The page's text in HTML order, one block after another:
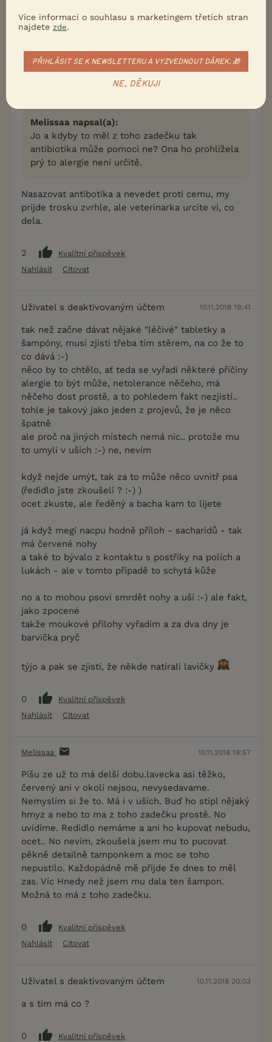
Nahlásit
Citovat
Uživatel s deaktivovaným účtem
Melissaa napsal(a):
Jo a kdyby to měl z toho zadečku tak
antibiotika může pomoci ne? Ona ho prohlížela
prý to alergie není určitě.
Nasazovat antibotika a nevedet proti cemu, my
prijde trosku zvrhle, ale veterinarka urcite vi, co
dela.
2
Kvalitní příspěvek
Nahlásit
Citovat
Uživatel s deaktivovaným účtem 10.11.2018 19:41
tak než začne dávat nějaké "léčivé" tabletky a
šampóny, musí zjisti třeba tím stěrem, na co že to
co dává :-)
něco by to chtělo, ať teda se vyřadí některé příčiny
alergie to být může, netolerance něčeho, má
něčeho dost prostě, a to pohledem fakt nezjistí..
tohle je takový jako jeden z projevů, že je něco
špatně
ale proč na jiných místech nemá nic.. protože mu
to umyli v uších :-) ne, nevím
když nejde umýt, tak za to může něco uvnitř psa
(ředidlo jste zkoušeli ? :-) )
ocet zkuste, ale ředěný a bacha kam to lijete
já když megí nacpu hodně příloh - sacharidů - tak
má červené nohy
a také to bývalo z kontaktu s postřiky na polích a
lukách - ale v tomto případě to schytá kůže
no a to mohou psovi smrdět nohy a uši :-) ale fakt,
jako zpocené
takže moukové přílohy vyřadím a za dva dny je
barvička pryč
týjo a pak se zjistí, že někde natírali lavičky
0
Kvalitní příspěvek
Nahlásit
Citovat
Melissaa 10.11.2018 19:57
Píšu ze už to má delší dobu.lavecka asi těžko,
červený ani v okolí nejsou, nevysedavame.
Nemyslím si že to. Má i v uších. Buď ho stipl nějaký
hmyz a nebo to ma z toho zadečku prostě. No
uvidíme. Redidlo nemáme a ani ho kupovat nebudu,
ocet.. No nevím, zkoušela jsem mu to pucovat
pěkně detailně tamponkem a moc se toho
nepustilo. Každopádně mě přijde že dnes to měl
zas. Víc Hnedy než jsem mu dala ten šampon.
Možná to má z toho zadečku.
0
Kvalitní příspěvek
Nahlásit
Citovat
Uživatel s deaktivovaným účtem 10.11.2018 20:03
a s tím má co ?
0
Kvalitní příspěvek
Více informací o souhlasu s marketingem třetích stran
najdete zde.
PŘIHLÁSIT SE K NEWSLETTERU A VYZVEDNOUT DÁREK. 🎁
NE, DĚKUJI